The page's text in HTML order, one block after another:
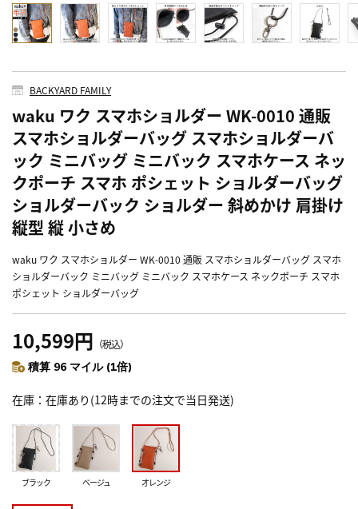
BACKYARD FAMILY
waku ワク スマホショルダー WK-0010 通販
スマホショルダーバッグ スマホショルダーバ
ック ミニバッグ ミニバック スマホケース ネッ
クポーチ スマホ ポシェット ショルダーバッグ
ショルダーバック ショルダー 斜めかけ 肩掛け
縦型 縦 小さめ
waku ワク スマホショルダー WK-0010 通販 スマホショルダーバッグ スマホ
ショルダーバック ミニバッグ ミニバック スマホケース ネックポーチ スマホ
ポシェット ショルダーバッグ
10,599円 （税込）
積算 96 マイル (1倍)
在庫 在庫あり(12時までの注文で当日発送)
ブラック ベージュ オレンジ